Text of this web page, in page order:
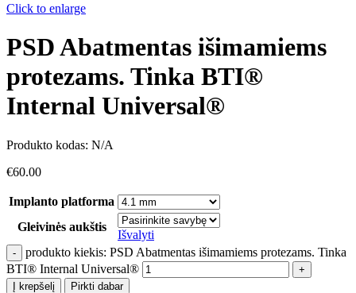
Click to enlarge
PSD Abatmentas išimamiems
protezams. Tinka BTI®
Internal Universal®
Produkto kodas: N/A
€60.00
Implanto platforma
Gleivinės aukštis
Išvalyti
produkto kiekis: PSD Abatmentas išimamiems protezams. Tinka
BTI® Internal Universal®
Į krepšelį Pirkti dabar